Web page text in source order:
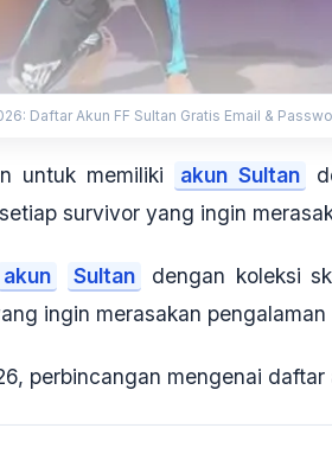
Daftar Akun FF Sultan Gratis Email &
untuk memiliki akun Sultan
survivor yang ingin
akun Sultan
dengan koleksi
ingin merasakan
perbincangan mengenai